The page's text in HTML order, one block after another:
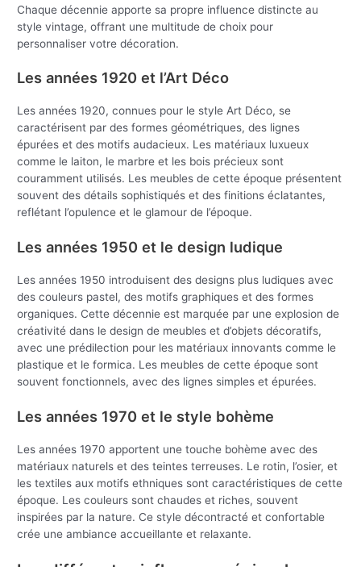
Chaque décennie apporte sa propre influence distincte au
style vintage, offrant une multitude de choix pour
personnaliser votre décoration.
Les années 1920 et l’Art Déco
Les années 1920, connues pour le style Art Déco, se
caractérisent par des formes géométriques, des lignes
épurées et des motifs audacieux. Les matériaux luxueux
comme le laiton, le marbre et les bois précieux sont
couramment utilisés. Les meubles de cette époque présentent
souvent des détails sophistiqués et des finitions éclatantes,
reflétant l’opulence et le glamour de l’époque.
Les années 1950 et le design ludique
Les années 1950 introduisent des designs plus ludiques avec
des couleurs pastel, des motifs graphiques et des formes
organiques. Cette décennie est marquée par une explosion de
créativité dans le design de meubles et d’objets décoratifs,
avec une prédilection pour les matériaux innovants comme le
plastique et le formica. Les meubles de cette époque sont
souvent fonctionnels, avec des lignes simples et épurées.
Les années 1970 et le style bohème
Les années 1970 apportent une touche bohème avec des
matériaux naturels et des teintes terreuses. Le rotin, l’osier, et
les textiles aux motifs ethniques sont caractéristiques de cette
époque. Les couleurs sont chaudes et riches, souvent
inspirées par la nature. Ce style décontracté et confortable
crée une ambiance accueillante et relaxante.